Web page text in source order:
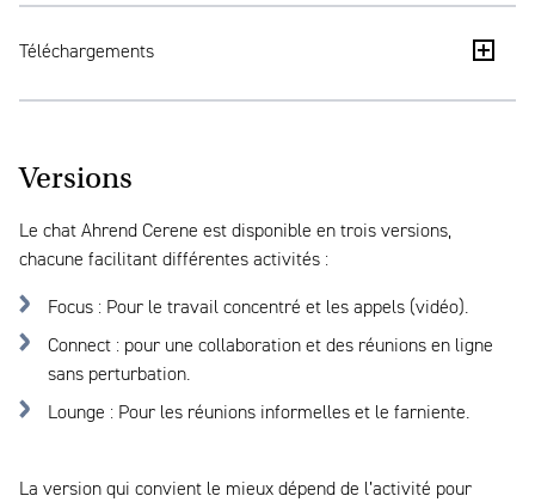
Ventilation : renouvellement d’air complet par minute
Panneau de commande et capteur de mouvement
1 ou 2x connexion d’alimentation
Chargeur USB (type A et C)
Roues intégrées pour la portabilité
Pour les dimensions, voir la brochure
Vitre d’intimité
Possibilité de faire la porte à droite
Panneau de protection (standard avec Focus)
Rampe d’accès pour fauteuil roulant
Étagères murales à l’intérieur
Téléchargements
Cerene Collection vs interior walls by Arcadis - Rapport
Cerene Collection indoor climate by BBA - Rapport
Cerene- D_high-res-images - High Res Images
Versions
Le chat Ahrend Cerene est disponible en trois versions,
chacune facilitant différentes activités :
Focus : Pour le travail concentré et les appels (vidéo).
Connect : pour une collaboration et des réunions en ligne
sans perturbation.
Lounge : Pour les réunions informelles et le farniente.
La version qui convient le mieux dépend de l’activité pour